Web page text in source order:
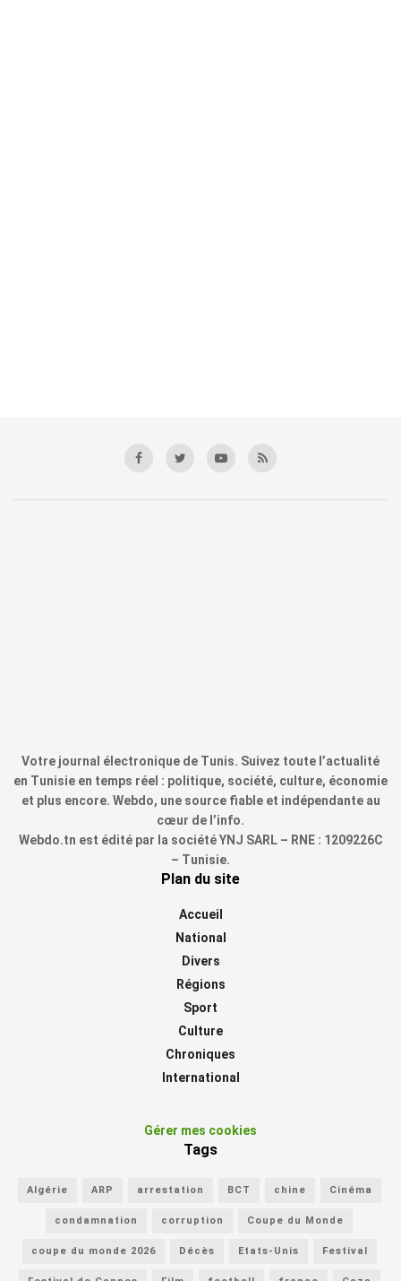
Votre journal électronique de Tunis. Suivez toute l’actualité
en Tunisie en temps réel : politique, société, culture, économie
et plus encore. Webdo, une source fiable et indépendante au
cœur de l’info.
Webdo.tn est édité par la société YNJ SARL – RNE : 1209226C
– Tunisie.
Plan du site
Accueil
National
Divers
Régions
Sport
Culture
Chroniques
International
Gérer mes cookies
Tags
Algérie ARP arrestation BCT chine Cinéma
condamnation corruption Coupe du Monde
coupe du monde 2026 Décès Etats-Unis Festival